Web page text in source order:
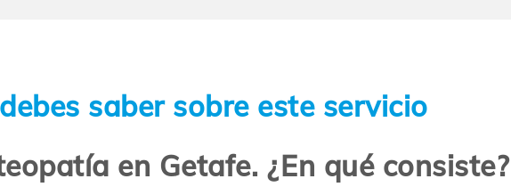
saber sobre este servicio
en Getafe. ¿En qué consiste?